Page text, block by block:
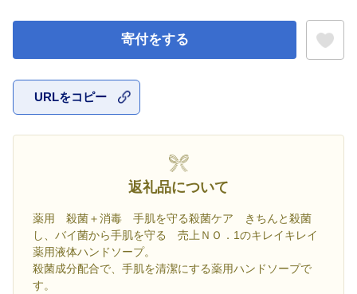
寄付をする
URLをコピー
返礼品について
薬用 殺菌＋消毒 手肌を守る殺菌ケア きちんと殺菌
し、バイ菌から手肌を守る 売上ＮＯ．1のキレイキレイ
薬用液体ハンドソープ。
殺菌成分配合で、手肌を清潔にする薬用ハンドソープで
す。